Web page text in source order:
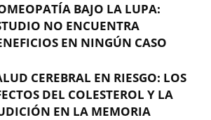
BAJO LA LUPA:
NO ENCUENTRA
EN NINGÚN CASO
CEREBRAL EN RIESGO: LOS
DEL COLESTEROL Y LA
EN LA MEMORIA